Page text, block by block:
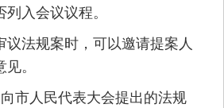
入会议议程。
法规案时，可以邀请提案人
。
人民代表大会提出的法规